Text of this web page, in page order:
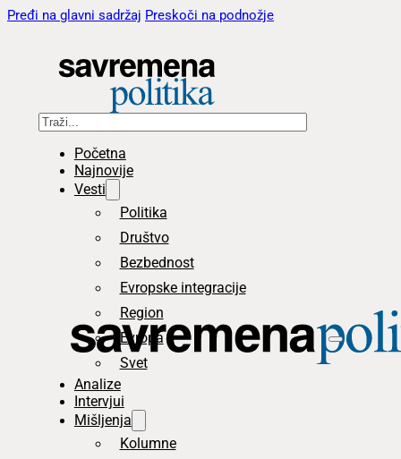
Pređi na glavni sadržaj Preskoči na podnožje
Pretraga
Početna
Najnovije
Vesti
Politika
Društvo
Bezbednost
Evropske integracije
Region
Evropa
Svet
Analize
Intervjui
Mišljenja
Kolumne